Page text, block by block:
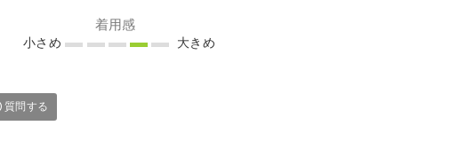
着用感
小さめ 大きめ
質問する